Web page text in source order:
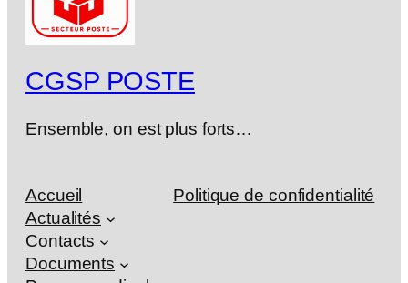
CGSP POSTE
Ensemble, on est plus forts…
Accueil
Actualités
Contacts
Documents
Politique de confidentialité